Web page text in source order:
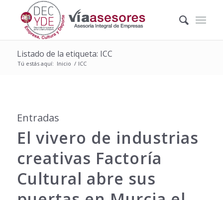
Listado de la etiqueta: ICC
Tú estás aquí: Inicio / ICC
Entradas
El vivero de industrias
creativas Factoría
Cultural abre sus